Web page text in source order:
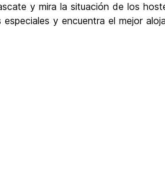
y mira la situación de los
y encuentra el mejor